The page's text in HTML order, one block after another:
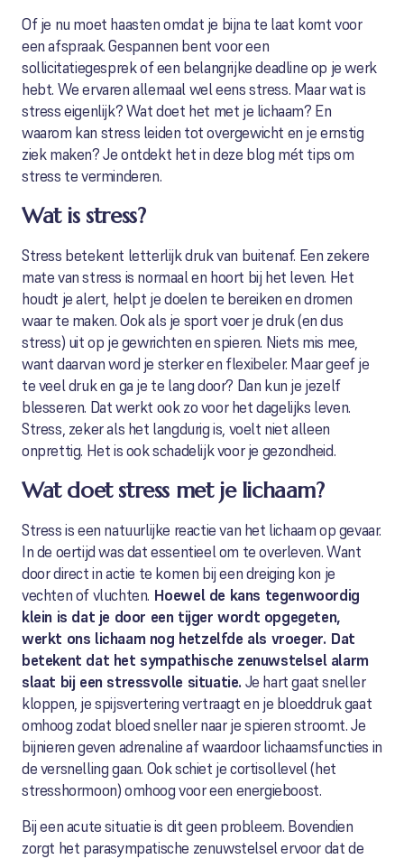
Of je nu moet haasten omdat je bijna te laat komt voor
een afspraak. Gespannen bent voor een
sollicitatiegesprek of een belangrijke deadline op je werk
hebt. We ervaren allemaal wel eens stress. Maar wat is
stress eigenlijk? Wat doet het met je lichaam? En
waarom kan stress leiden tot overgewicht en je ernstig
ziek maken? Je ontdekt het in deze blog mét tips om
stress te verminderen.
Wat is stress?
Stress betekent letterlijk druk van buitenaf. Een zekere
mate van stress is normaal en hoort bij het leven. Het
houdt je alert, helpt je doelen te bereiken en dromen
waar te maken. Ook als je sport voer je druk (en dus
stress) uit op je gewrichten en spieren. Niets mis mee,
want daarvan word je sterker en flexibeler. Maar geef je
te veel druk en ga je te lang door? Dan kun je jezelf
blesseren. Dat werkt ook zo voor het dagelijks leven.
Stress, zeker als het langdurig is, voelt niet alleen
onprettig. Het is ook schadelijk voor je gezondheid.
Wat doet stress met je lichaam?
Stress is een natuurlijke reactie van het lichaam op gevaar.
In de oertijd was dat essentieel om te overleven. Want
door direct in actie te komen bij een dreiging kon je
vechten of vluchten. Hoewel de kans tegenwoordig
klein is dat je door een tijger wordt opgegeten,
werkt ons lichaam nog hetzelfde als vroeger. Dat
betekent dat het sympathische zenuwstelsel alarm
slaat bij een stressvolle situatie. Je hart gaat sneller
kloppen, je spijsvertering vertraagt en je bloeddruk gaat
omhoog zodat bloed sneller naar je spieren stroomt. Je
bijnieren geven adrenaline af waardoor lichaamsfuncties in
de versnelling gaan. Ook schiet je cortisollevel (het
stresshormoon) omhoog voor een energieboost.
Bij een acute situatie is dit geen probleem. Bovendien
zorgt het parasympatische zenuwstelsel ervoor dat de